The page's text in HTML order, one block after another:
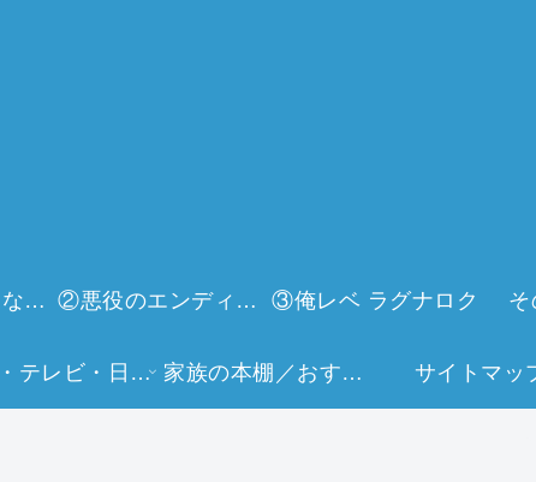
①今世は当主になります ②悪役のエンディングは死のみ ③俺レベ ラグナロク そ
映画・テレビ・日常生活 家族の本棚／おすすめミュージアム サイトマッ